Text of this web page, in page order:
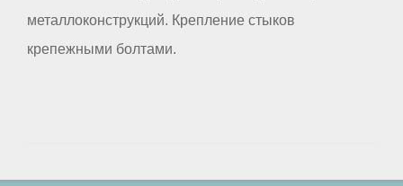
металлоконструкций. Крепление стыков
крепежными болтами.